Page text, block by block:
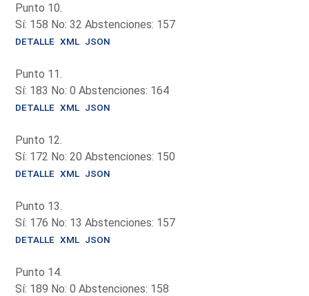
Punto 10.
Sí: 158 No: 32 Abstenciones: 157
DETALLE XML JSON
Punto 11.
Sí: 183 No: 0 Abstenciones: 164
DETALLE XML JSON
Punto 12.
Sí: 172 No: 20 Abstenciones: 150
DETALLE XML JSON
Punto 13.
Sí: 176 No: 13 Abstenciones: 157
DETALLE XML JSON
Punto 14.
Sí: 189 No: 0 Abstenciones: 158